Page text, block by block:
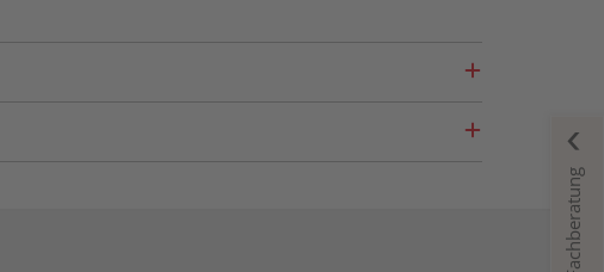
Fachberatung